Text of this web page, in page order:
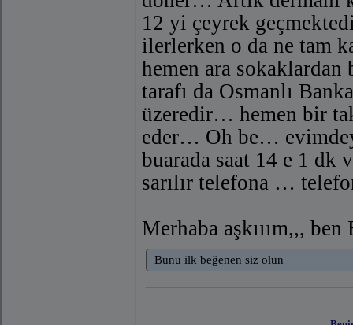
12 yi çeyrek
ilerlerken o da ne tam
hemen ara
tarafı da Osmanlı
üzeredir… hemen bir
eder… Oh be…
buarada saat 14 e 1 dk
sarılır telefona …
Merhaba aşkııım,,,
Bunu ilk beğenen siz olun